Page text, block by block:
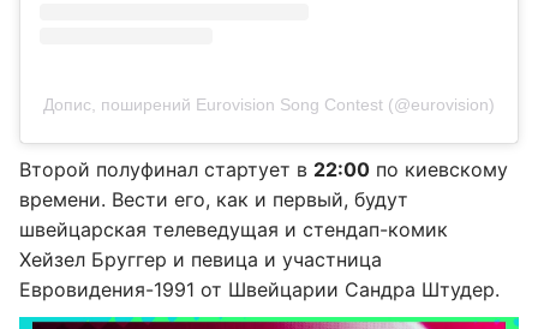
Допис, поширений Eurovision Song Contest (@eurovision)
Второй полуфинал стартует в 22:00 по киевскому
времени. Вести его, как и первый, будут
швейцарская телеведущая и стендап-комик
Хейзел Бруггер и певица и участница
Евровидения-1991 от Швейцарии Сандра Штудер.